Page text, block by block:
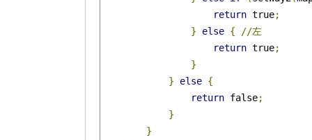
return true;
}
else {
//左
return true;
}
}
else {
return false;
}
}